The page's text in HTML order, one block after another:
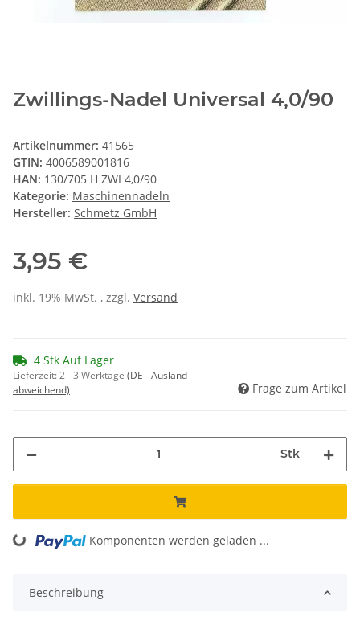
Zwillings-Nadel Universal 4,0/90
Artikelnummer: 41565
GTIN: 4006589001816
HAN: 130/705 H ZWI 4,0/90
Kategorie: Maschinennadeln
Hersteller: Schmetz GmbH
3,95 €
inkl. 19% MwSt. , zzgl. Versand
4 Stk Auf Lager
Lieferzeit:2 - 3 Werktage (DE - Ausland
abweichend)
Frage zum Artikel
Stk
Loading... Komponenten werden geladen ...
Beschreibung